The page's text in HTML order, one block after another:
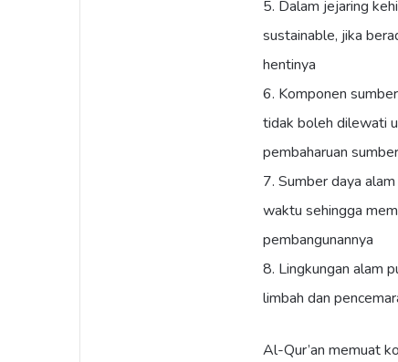
5. Dalam jejaring
sustainable, jika
hentinya
6. Komponen
tidak boleh dilewati
pembaharuan
7. Sumber daya
waktu sehingga
pembangunannya
8. Lingkungan alam
limbah dan
Al-Qur’an memuat